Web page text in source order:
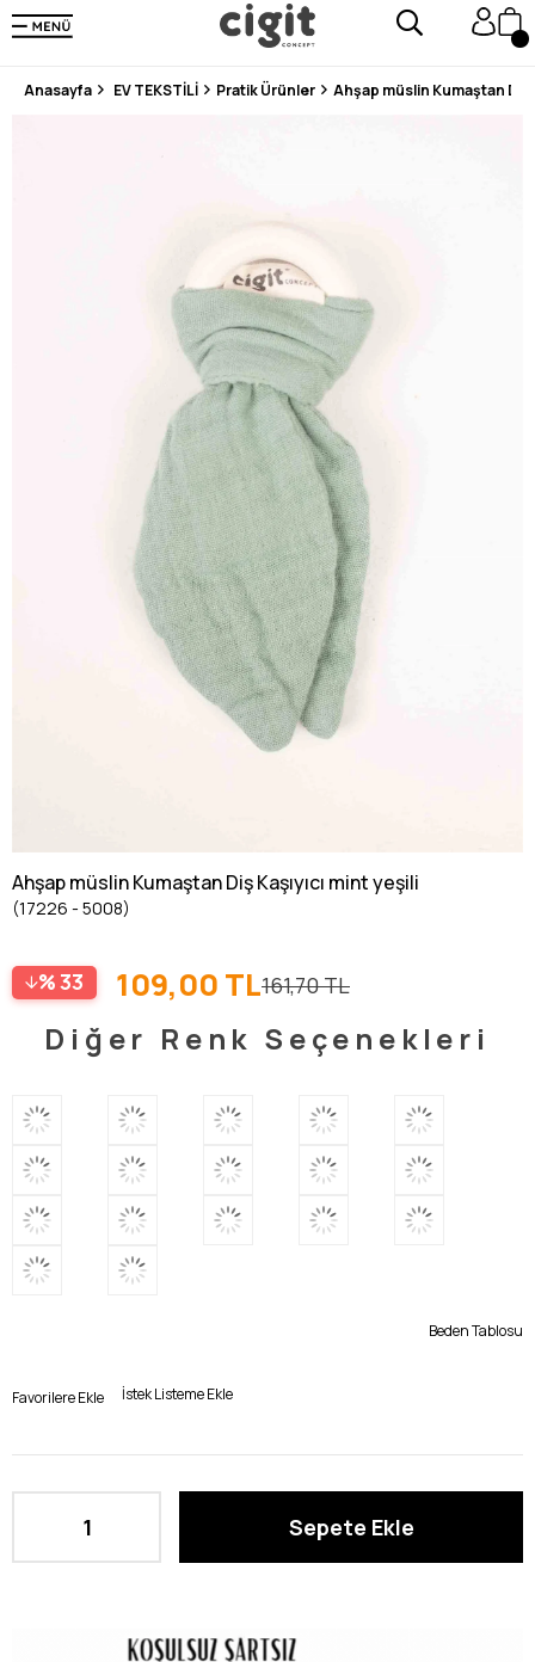
250.000'DEN FAZLA DEĞERLENDİRMEDE 5 ÜZERİNDEN 4.8 PUAN ALDI ⭐⭐⭐⭐⭐
3 MİLYONDAN FAZLA MUTLU MÜŞTERİ ❤️ 10 MİLYON ÜRÜN
Anasayfa EV TEKSTİLİ Pratik Ürünler Ahşap müslin Kumaştan Diş
Ahşap müslin Kumaştan Diş Kaşıyıcı mint yeşili
(17226 - 5008)
33 161,70 TL
109,00 TL
Diğer Renk Seçenekleri
Beden Tablosu
Favorilere Ekle İstek Listeme Ekle